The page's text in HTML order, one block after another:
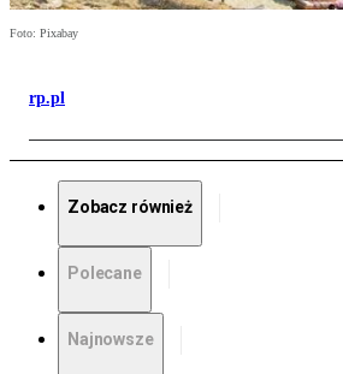
Foto: Pixabay
rp.pl
Zobacz również
Polecane
Najnowsze